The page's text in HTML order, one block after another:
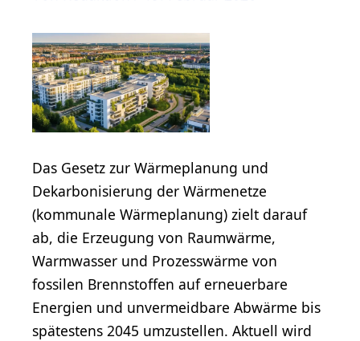
Das Gesetz zur Wärmeplanung und
Dekarbonisierung der Wärmenetze
(kommunale Wärmeplanung) zielt darauf
ab, die Erzeugung von Raumwärme,
Warmwasser und Prozesswärme von
fossilen Brennstoffen auf erneuerbare
Energien und unvermeidbare Abwärme bis
spätestens 2045 umzustellen​​. Aktuell wird